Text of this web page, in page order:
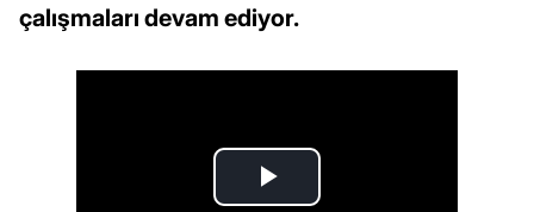
çalışmaları devam ediyor.